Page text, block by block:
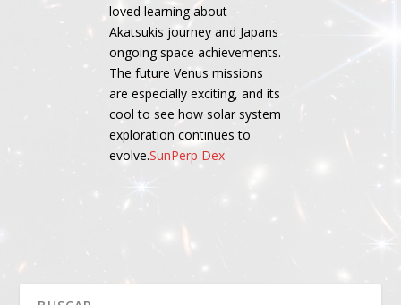
loved learning about
Akatsukis journey and Japans
ongoing space achievements.
The future Venus missions
are especially exciting, and its
cool to see how solar system
exploration continues to
evolve.SunPerp Dex